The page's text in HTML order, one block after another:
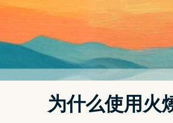
如何修复 Netflix 代理错误 M7111-
VPN 轻松解决